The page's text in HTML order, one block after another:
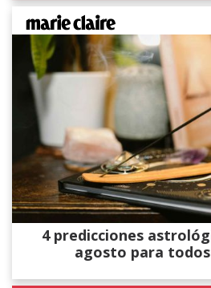
4 predicciones
agosto para